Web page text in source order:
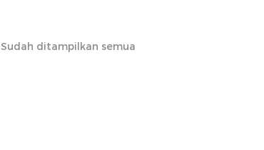
Sudah ditampilkan semua